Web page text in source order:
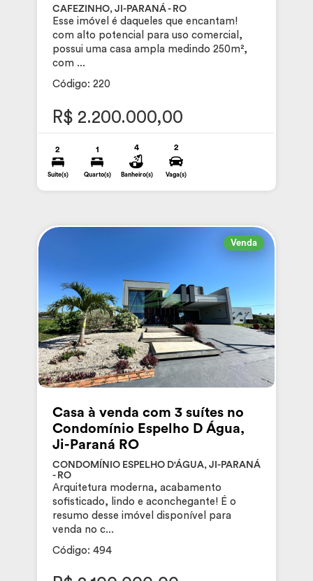
CAFEZINHO, JI-PARANÁ - RO
Esse imóvel é daqueles que encantam!
com alto potencial para uso comercial,
possui uma casa ampla medindo 250m²,
com ...
Código: 220
R$ 2.200.000,00
2
Suite(s)
1
Quarto(s)
4
Banheiro(s)
2
Vaga(s)
Venda
Casa à venda com 3 suítes no
Condomínio Espelho D Água,
Ji-Paraná RO
CONDOMÍNIO ESPELHO D'ÁGUA, JI-PARANÁ
- RO
Arquitetura moderna, acabamento
sofisticado, lindo e aconchegante! É o
resumo desse imóvel disponível para
venda no c...
Código: 494